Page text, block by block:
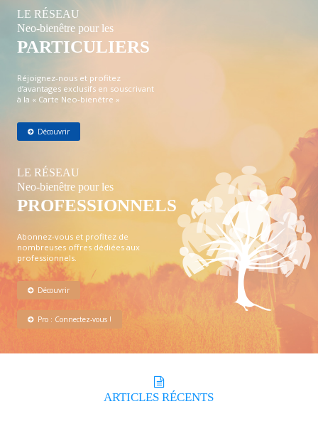
LE RÉSEAU
Neo-bienêtre pour les
PARTICULIERS
Réjoignez-nous et profitez
d’avantages exclusifs en souscrivant
à la « Carte Neo-bienêtre »
Découvrir
LE RÉSEAU
Neo-bienêtre pour les
PROFESSIONNELS
Abonnez-vous et profitez de
nombreuses offres dédiées aux
professionnels.
Découvrir
Pro : Connectez-vous !
ARTICLES RÉCENTS